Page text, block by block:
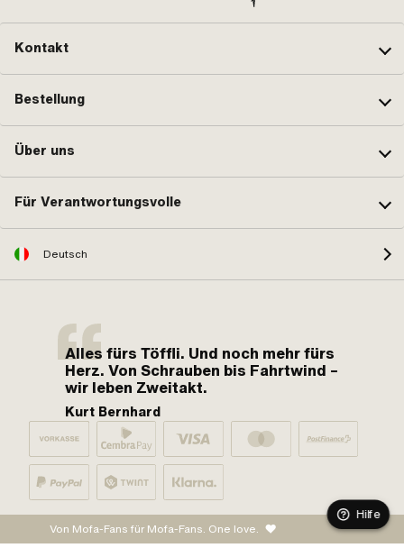
Kontakt
Bestellung
Über uns
Für Verantwortungsvolle
Deutsch
Alles fürs Töffli. Und noch mehr fürs
Herz. Von Schrauben bis Fahrtwind –
wir leben Zweitakt.
Kurt Bernhard
Von Mofa-Fans für Mofa-Fans. One love.
Hilfe